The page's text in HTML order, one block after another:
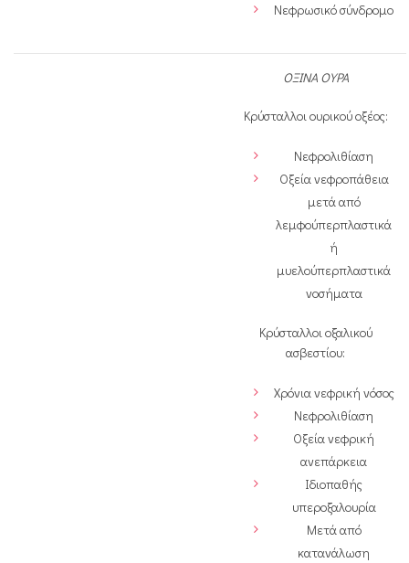
Νεφρωσικό σύνδρομο
ΟΞΙΝΑ ΟΥΡΑ
Κρύσταλλοι ουρικού οξέος:
Νεφρολιθίαση
Οξεία νεφροπάθεια
μετά από
λεμφούπερπλαστικά
ή
μυελούπερπλαστικά
νοσήματα
Κρύσταλλοι οξαλικού
ασβεστίου:
Χρόνια νεφρική νόσος
Νεφρολιθίαση
Οξεία νεφρική
ανεπάρκεια
Ιδιοπαθής
υπεροξαλουρία
Μετά από
κατανάλωση